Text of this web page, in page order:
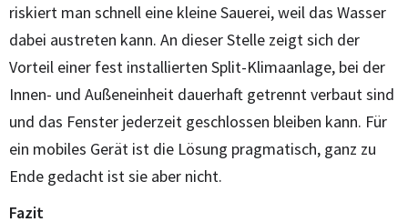
riskiert man schnell eine kleine Sauerei, weil das Wasser
dabei austreten kann. An dieser Stelle zeigt sich der
Vorteil einer fest installierten Split-Klimaanlage, bei der
Innen- und Außeneinheit dauerhaft getrennt verbaut sind
und das Fenster jederzeit geschlossen bleiben kann. Für
ein mobiles Gerät ist die Lösung pragmatisch, ganz zu
Ende gedacht ist sie aber nicht.
Fazit